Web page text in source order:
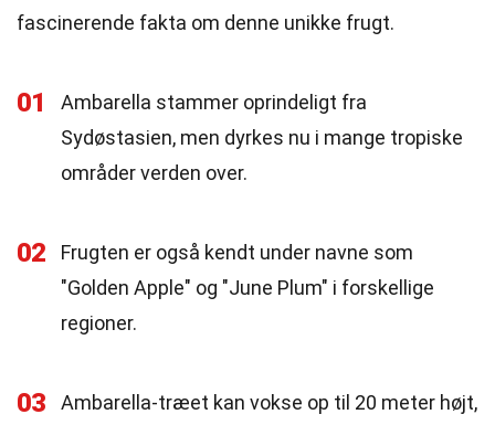
fascinerende fakta om denne unikke frugt.
01
Ambarella stammer oprindeligt fra
Sydøstasien, men dyrkes nu i mange tropiske
områder verden over.
02
Frugten er også kendt under navne som
"Golden Apple" og "June Plum" i forskellige
regioner.
03
Ambarella-træet kan vokse op til 20 meter højt,